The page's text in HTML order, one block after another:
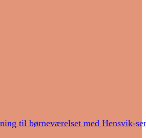
til børneværelset med Hensvik-